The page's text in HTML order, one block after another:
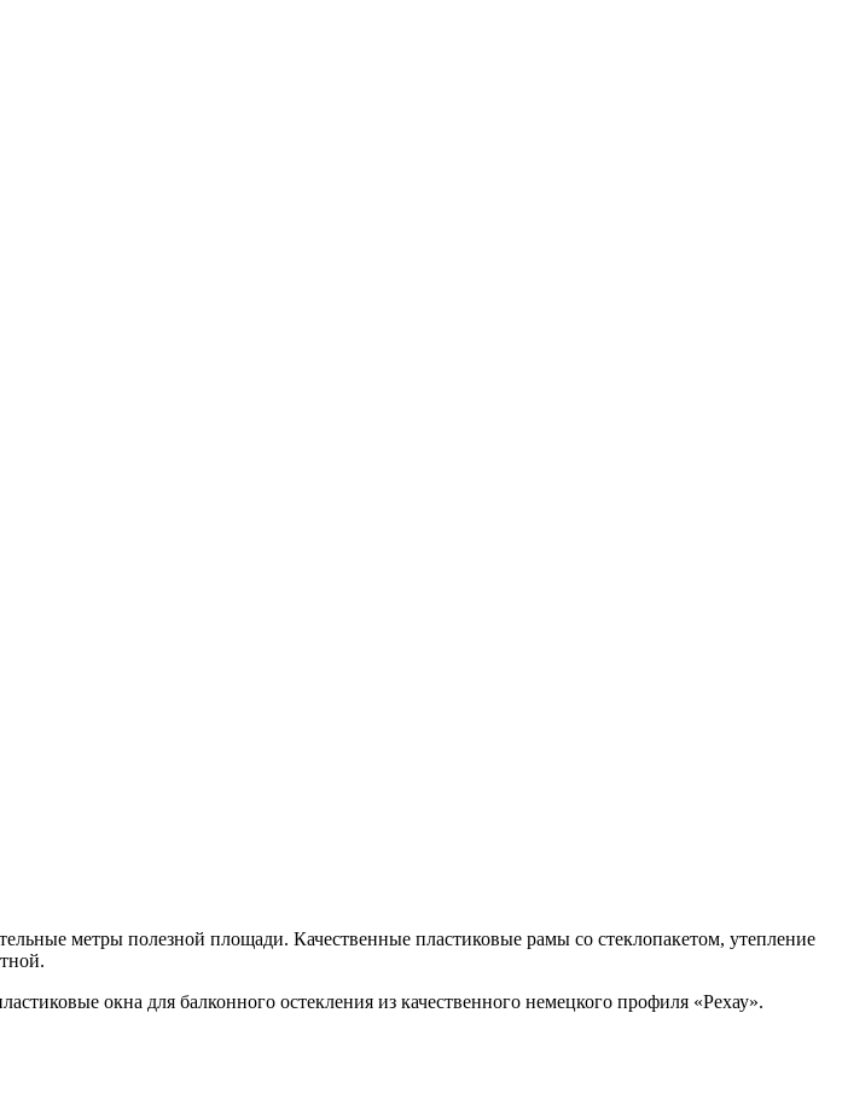
метры полезной площади. Качественные пластиковые рамы со стеклопакетом, утепление
окна для балконного остекления из качественного немецкого профиля «Рехау».